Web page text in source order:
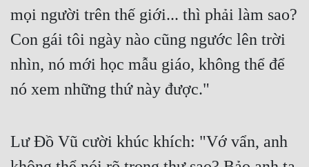
Trinh Thám
Trùng Sinh
Tu Chân
mọi người trên thế giới... thì phải làm sao?
Con gái tôi ngày nào cũng ngước lên trời
nhìn, nó mới học mẫu giáo, không thể để
nó xem những thứ này được."
Lư Đồ Vũ cười khúc khích: "Vớ vẩn, anh